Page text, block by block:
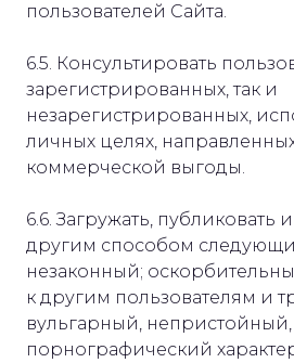
пользователей Сайта.
6.5. Консультировать
зарегистрированных, так и
незарегистрированных,
личных целях,
коммерческой выгоды.
6.6. Загружать, публиковать
другим способом
незаконный;
к другим пользователям и
вульгарный, непристойный,
порнографический